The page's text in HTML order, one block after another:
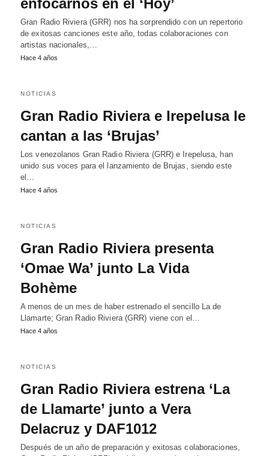
enfocarnos en el ‘Hoy’
Gran Radio Riviera (GRR) nos ha sorprendido con un repertorio
de exitosas canciones este año, todas colaboraciones con
artistas nacionales,…
Hace 4 años
NOTICIAS
Gran Radio Riviera e Irepelusa le
cantan a las ‘Brujas’
Los venezolanos Gran Radio Riviera (GRR) e Irepelusa, han
unido sus voces para el lanzamiento de Brujas, siendo este
el…
Hace 4 años
NOTICIAS
Gran Radio Riviera presenta
‘Omae Wa’ junto La Vida
Bohème
A menos de un mes de haber estrenado el sencillo La de
Llamarte; Gran Radio Riviera (GRR) viene con el…
Hace 4 años
NOTICIAS
Gran Radio Riviera estrena ‘La
de Llamarte’ junto a Vera
Delacruz y DAF1012
Después de un año de preparación y exitosas colaboraciones,